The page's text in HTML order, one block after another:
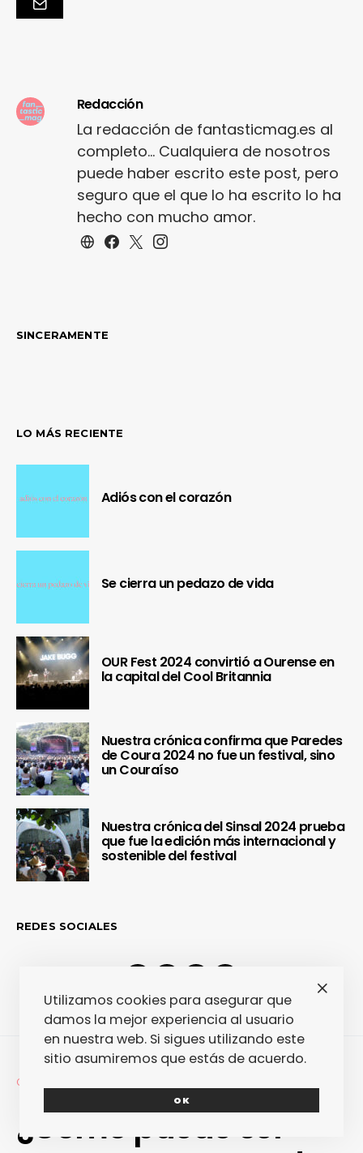
Redacción
La redacción de fantasticmag.es al
completo... Cualquiera de nosotros
puede haber escrito este post, pero
seguro que el que lo ha escrito lo ha
hecho con mucho amor.
SINCERAMENTE
LO MÁS RECIENTE
Adiós con el corazón
Se cierra un pedazo de vida
OUR Fest 2024 convirtió a Ourense en
la capital del Cool Britannia
Nuestra crónica confirma que Paredes
de Coura 2024 no fue un festival, sino
un Couraíso
Nuestra crónica del Sinsal 2024 prueba
que fue la edición más internacional y
sostenible del festival
REDES SOCIALES
CINE + TV
¿Cómo puede ser
Utilizamos cookies para asegurar que
damos la mejor experiencia al usuario
en nuestra web. Si sigues utilizando este
sitio asumiremos que estás de acuerdo.
OK